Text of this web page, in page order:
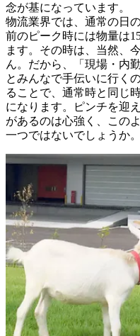
念が基になっています。
物流業界では、通常の日
前のピーク時には物量は
ます。その時は、当然、
ん。だから、「現場・内
とみんなで手伝いに行く
ることで、通常時と同じ
になります。ピンチを迎
があるのは心強く、この
一つではないでしょうか。